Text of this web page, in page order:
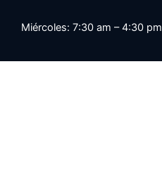
Miércoles: 7:30 am – 4:30 pm